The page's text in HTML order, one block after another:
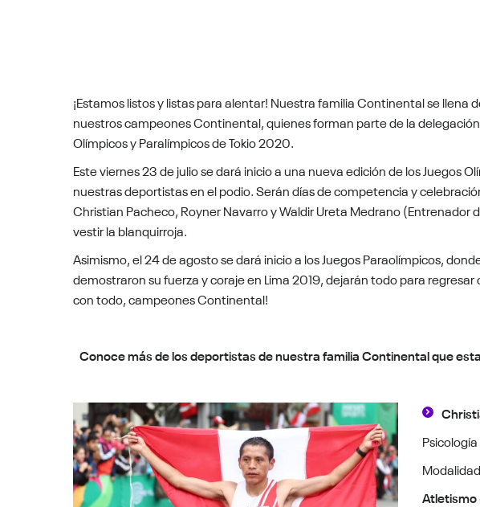
¡Estamos listos y listas para alentar! Nuestra familia Continental se llena
nuestros campeones Continental, quienes forman parte de la
Olímpicos y Paralímpicos de Tokio 2020.
Este viernes 23 de julio se dará inicio a una nueva edición de los Juegos
nuestras deportistas en el podio. Serán días de competencia y
Christian Pacheco, Royner Navarro y Waldir Ureta Medrano (Entrenador
vestir la blanquirroja.
Asimismo, el 24 de agosto se dará inicio a los Juegos Paraolímpicos,
demostraron su fuerza y coraje en Lima 2019, dejarán todo para regresar
con todo, campeones Continental!
Conoce más de los deportistas de nuestra familia Continental que
Psicología
Atletismo